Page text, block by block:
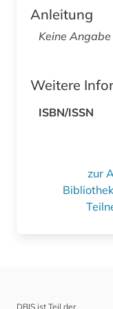
Anleitung
Keine Angabe
Weitere
ISBN/ISSN
zur
DBIS ist Teil der